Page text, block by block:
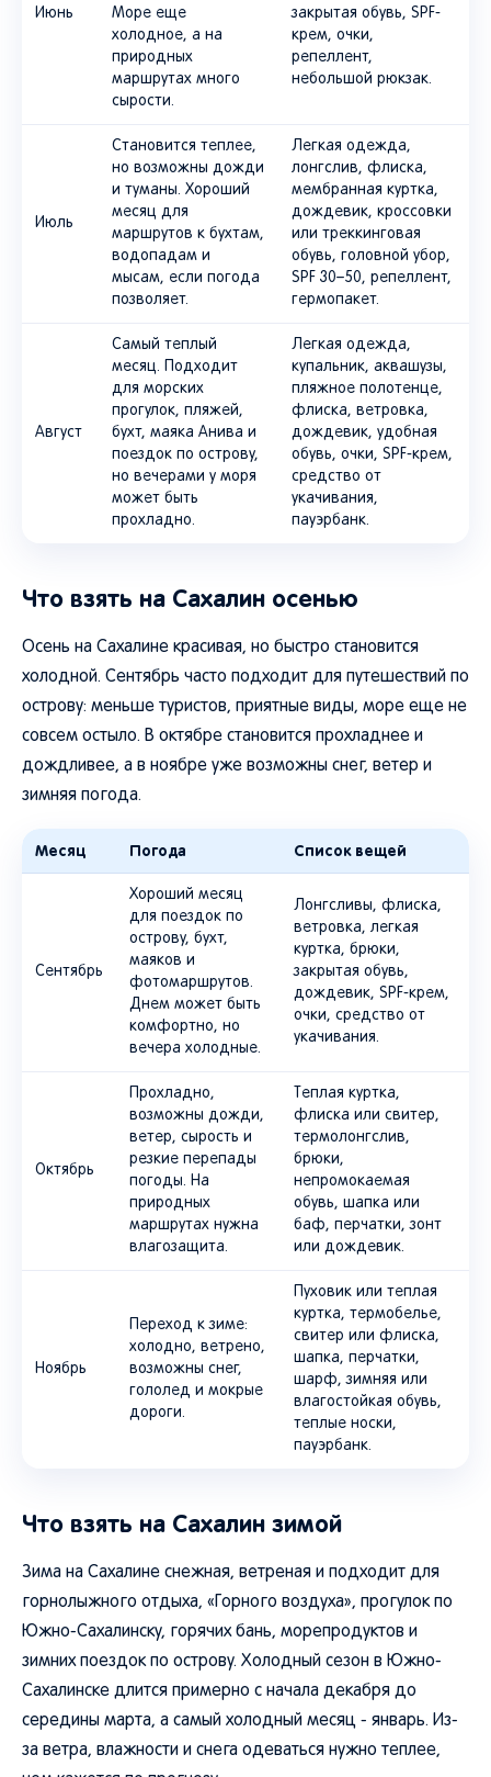
Июнь
Море еще
холодное, а на
природных
маршрутах много
сырости.
закрытая обувь, SPF-
крем, очки,
репеллент,
небольшой рюкзак.
Июль
Становится теплее,
но возможны дожди
и туманы. Хороший
месяц для
маршрутов к бухтам,
водопадам и
мысам, если погода
позволяет.
Легкая одежда,
лонгслив, флиска,
мембранная куртка,
дождевик, кроссовки
или треккинговая
обувь, головной убор,
SPF 30–50, репеллент,
гермопакет.
Август
Самый теплый
месяц. Подходит
для морских
прогулок, пляжей,
бухт, маяка Анива и
поездок по острову,
но вечерами у моря
может быть
прохладно.
Легкая одежда,
купальник, аквашузы,
пляжное полотенце,
флиска, ветровка,
дождевик, удобная
обувь, очки, SPF-крем,
средство от
укачивания,
пауэрбанк.
Что взять на Сахалин осенью
Осень на Сахалине красивая, но быстро становится
холодной. Сентябрь часто подходит для путешествий по
острову: меньше туристов, приятные виды, море еще не
совсем остыло. В октябре становится прохладнее и
дождливее, а в ноябре уже возможны снег, ветер и
зимняя погода.
Месяц Погода Список вещей
Сентябрь
Хороший месяц
для поездок по
острову, бухт,
маяков и
фотомаршрутов.
Днем может быть
комфортно, но
вечера холодные.
Лонгсливы, флиска,
ветровка, легкая
куртка, брюки,
закрытая обувь,
дождевик, SPF-крем,
очки, средство от
укачивания.
Октябрь
Прохладно,
возможны дожди,
ветер, сырость и
резкие перепады
погоды. На
природных
маршрутах нужна
влагозащита.
Теплая куртка,
флиска или свитер,
термолонгслив,
брюки,
непромокаемая
обувь, шапка или
баф, перчатки, зонт
или дождевик.
Ноябрь
Переход к зиме:
холодно, ветрено,
возможны снег,
гололед и мокрые
дороги.
Пуховик или теплая
куртка, термобелье,
свитер или флиска,
шапка, перчатки,
шарф, зимняя или
влагостойкая обувь,
теплые носки,
пауэрбанк.
Что взять на Сахалин зимой
Зима на Сахалине снежная, ветреная и подходит для
горнолыжного отдыха, «Горного воздуха», прогулок по
Южно-Сахалинску, горячих бань, морепродуктов и
зимних поездок по острову. Холодный сезон в Южно-
Сахалинске длится примерно с начала декабря до
середины марта, а самый холодный месяц - январь. Из-
за ветра, влажности и снега одеваться нужно теплее,